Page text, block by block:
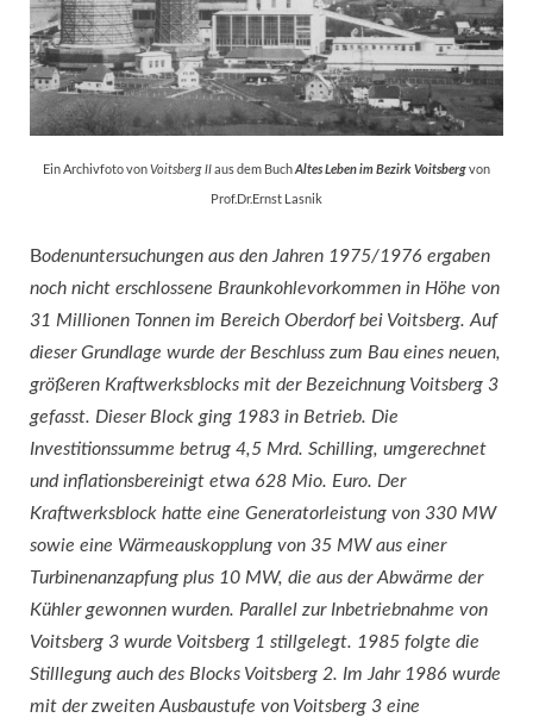
Ein Archivfoto vonVoitsberg IIaus dem BuchAltes Leben im Bezirk Voitsbergvon
Prof.Dr.Ernst Lasnik
Bodenuntersuchungen aus den Jahren 1975/1976 ergaben
noch nicht erschlossene Braunkohlevorkommen in Höhe von
31 Millionen Tonnen im Bereich Oberdorf bei Voitsberg. Auf
dieser Grundlage wurde der Beschluss zum Bau eines neuen,
größeren Kraftwerksblocks mit der Bezeichnung Voitsberg 3
gefasst. Dieser Block ging 1983 in Betrieb. Die
Investitionssumme betrug 4,5 Mrd. Schilling, umgerechnet
und inflationsbereinigt etwa 628 Mio. Euro. Der
Kraftwerksblock hatte eine Generatorleistung von 330 MW
sowie eine Wärmeauskopplung von 35 MW aus einer
Turbinenanzapfung plus 10 MW, die aus der Abwärme der
Kühler gewonnen wurden. Parallel zur Inbetriebnahme von
Voitsberg 3 wurde Voitsberg 1 stillgelegt. 1985 folgte die
Stilllegung auch des Blocks Voitsberg 2. Im Jahr 1986 wurde
mit der zweiten Ausbaustufe von Voitsberg 3 eine